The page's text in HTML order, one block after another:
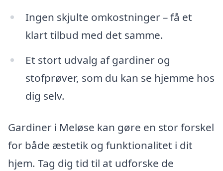
Ingen skjulte omkostninger – få et
klart tilbud med det samme.
Et stort udvalg af gardiner og
stofprøver, som du kan se hjemme hos
dig selv.
Gardiner i Meløse kan gøre en stor forskel
for både æstetik og funktionalitet i dit
hjem. Tag dig tid til at udforske de